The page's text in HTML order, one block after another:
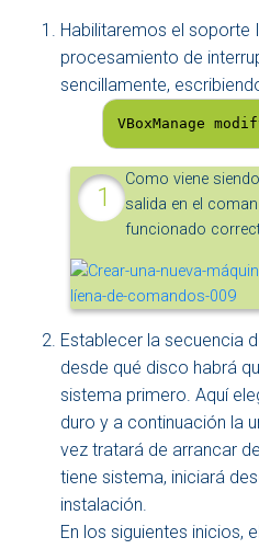
Habilitaremos el soporte
procesamiento de
sencillamente,
VBoxManage
Como viene
salida en el
funcionado
Establecer la secuencia
desde qué disco habrá
sistema primero. Aquí
duro y a continuación la
vez tratará de arrancar
tiene sistema, iniciará
instalación.
En los siguientes inicios,